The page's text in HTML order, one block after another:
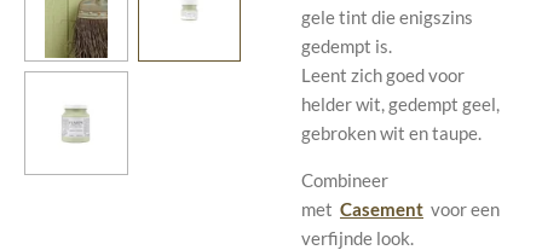
gele tint die enigszins
gedempt is.
Leent zich goed voor
helder wit, gedempt geel,
gebroken wit en taupe.
Combineer
met Casement voor een
verfijnde look.